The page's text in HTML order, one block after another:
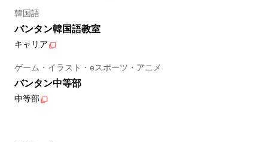
韓国語
バンタン韓国語教室
キャリア
ゲーム・イラスト・eスポーツ・アニメ
バンタン中等部
中等部